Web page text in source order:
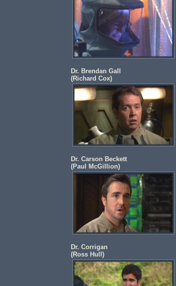
Dr. Brendan Gall
(Richard Cox)
Dr. Carson Beckett
(Paul McGillion)
Dr. Corrigan
(Ross Hull )